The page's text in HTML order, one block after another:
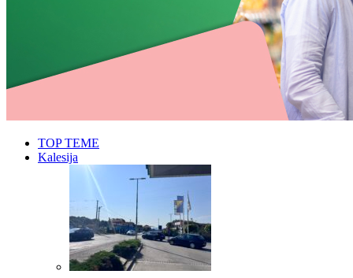
TOP TEME
Kalesija